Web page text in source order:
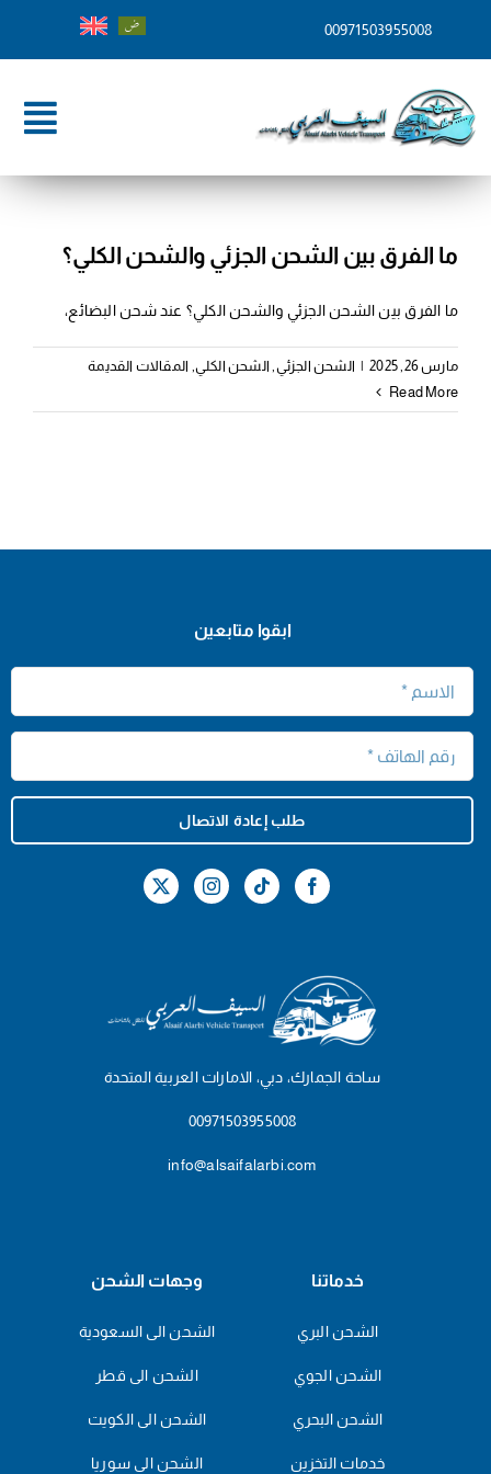
00971503955008
الرئيسية
وجهات الشحن
ما الفرق بين الشحن الجزئي والشحن الكلي؟
ما الفرق بين الشحن الجزئي والشحن الكلي؟ عند شحن البضائع،
مارس 26, 2025 | الشحن الجزئي الشحن الكلي المقالات القديمة
Read More
ساحة الجمارك، دبي، الامارات العربية المتحدة
00971503955008
info@alsaifalarbi.com
خدماتنا
الشحن البري
الشحن الجوي
الشحن البحري
خدمات التخزين
وجهات الشحن
الشحن الى السعودية
الشحن الى قطر
الشحن الى الكويت
الشحن الى سوريا
ابقوا متابعين
طلب إعادة الاتصال